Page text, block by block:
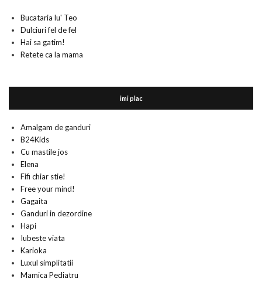
Bucataria lu' Teo
Dulciuri fel de fel
Hai sa gatim!
Retete ca la mama
imi plac
Amalgam de ganduri
B24Kids
Cu mastile jos
Elena
Fifi chiar stie!
Free your mind!
Gagaita
Ganduri in dezordine
Hapi
Iubeste viata
Karioka
Luxul simplitatii
Mamica Pediatru